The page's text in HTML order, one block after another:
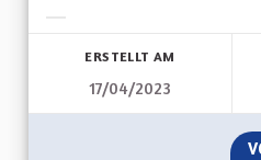
ERSTELLT AM
17/04/2023